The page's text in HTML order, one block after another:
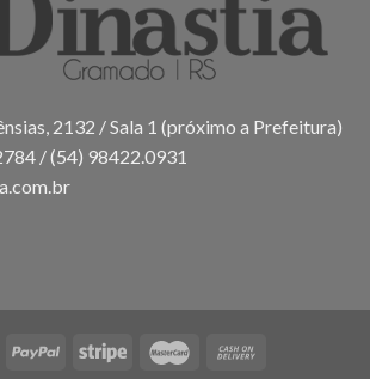
2132 / Sala 1 (próximo a Prefeitura)
/ (54) 98422.0931